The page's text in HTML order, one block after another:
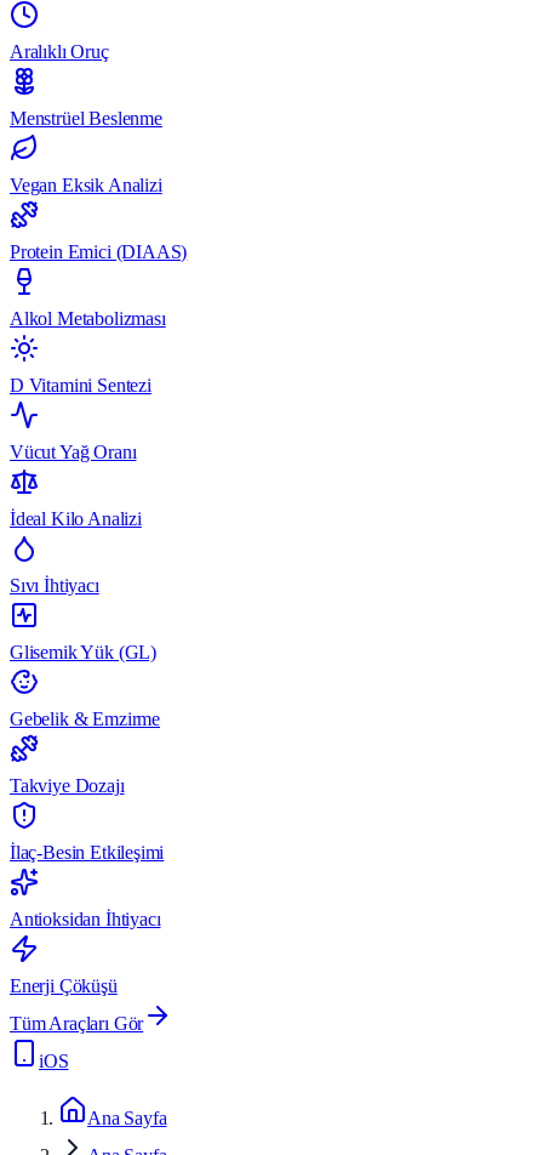
Aralıklı Oruç
Menstrüel Beslenme
Vegan Eksik Analizi
Protein Emici (DIAAS)
Alkol Metabolizması
D Vitamini Sentezi
Vücut Yağ Oranı
İdeal Kilo Analizi
Sıvı İhtiyacı
Glisemik Yük (GL)
Gebelik & Emzirme
Takviye Dozajı
İlaç-Besin Etkileşimi
Antioksidan İhtiyacı
Enerji Çöküşü
Tüm Araçları Gör
iOS
Ana Sayfa